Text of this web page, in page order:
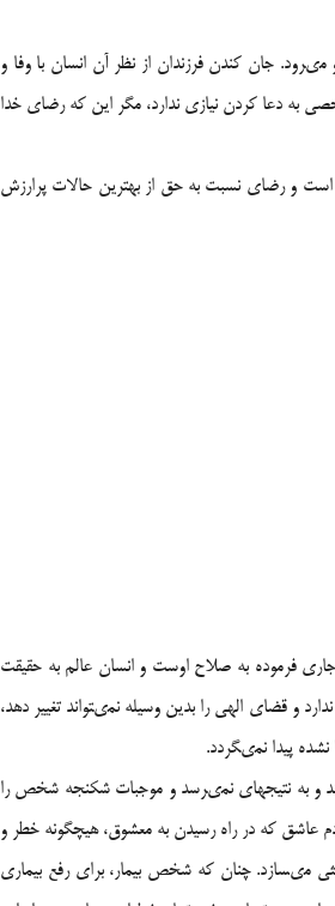
جان کندن فرزندان از نظر آن انسان با وفا و
به دعا کردن نیازى ندارد، مگر این که رضاى خدا
است و رضاى نسبت به حق از بهترین حالات پرارزش
فرموده به صلاح اوست و انسان عالم به حقیقت
و قضاى الهى را بدین وسیله نمى‏تواند تغییر دهد،
پیدا نمى‏گردد.
و به نتیجه‏اى نمى‏رسد و موجبات شکنجه شخص را
عاشق که در راه رسیدن به معشوق، هیچ‏گونه خطر و
مى‏سازد. چنان که شخص بیمار، براى رفع بیمارى